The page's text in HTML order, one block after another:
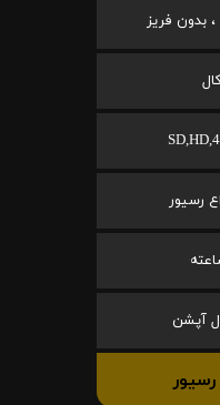
بدون فریز
رسیور